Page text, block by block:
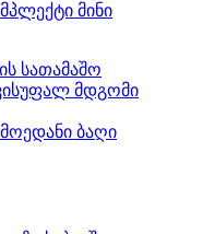
მინი
ბაღი